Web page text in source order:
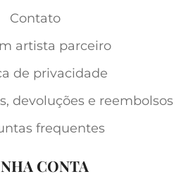
Contato
artista parceiro
de privacidade
devoluções e reembolsos
frequentes
CONTA